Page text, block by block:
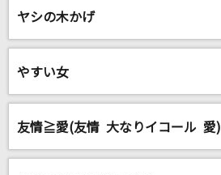
ヤシの木かげ
やすい女
友情≧愛(友情 大なりイコール 愛)